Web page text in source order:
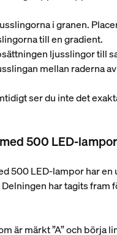
i granen.
till en gradient.
ljusslingor till
mellan raderna
ser du inte det
500 LED-lampor
500 LED-lampor har en
Delningen har tagits
är märkt ”A” och